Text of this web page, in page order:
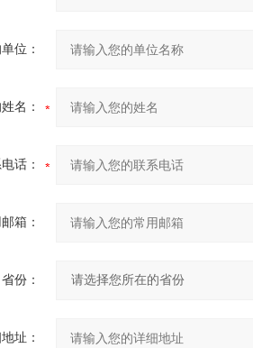
位：
名：
话：
箱：
省份：
址：